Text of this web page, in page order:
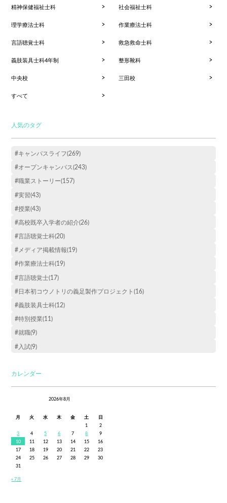
精神保健福祉士科 社会福祉士科
理学療法士科 作業療法士科
言語聴覚士科 救急救命士科
義肢装具士科4年制 整形靴科
中央校 三田校
すべて
人気のタグ
#キャンパスライフ(269)
#オープンキャンパス(243)
#職業ストーリー(157)
#実習(43)
#授業(43)
#高校既卒入学者の紹介(26)
#言語聴覚士科(20)
#メディア掲載情報(19)
#作業療法士科(19)
#言語聴覚士(17)
#日本初コウノトリの義足製作プロジェクト(16)
#義肢装具士科(12)
#特別授業(11)
#就職(9)
#入試(9)
カレンダー
2026年8月
月 火 水 木 金 土
日
1
2
3
4 5 6 7 8
9
10
11 12 13 14 15
16
17
18 19 20 21 22
23
24
25 26 27 28 29
30
31
« 7月